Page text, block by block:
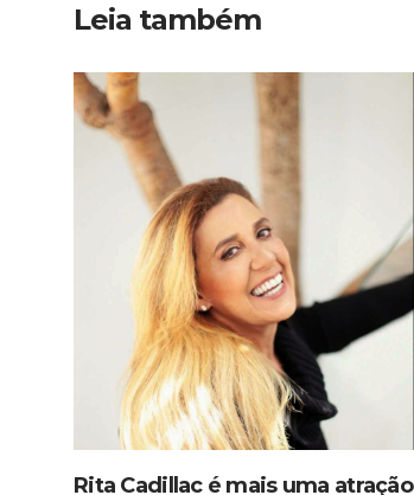
Leia também
Rita Cadillac é mais uma atração